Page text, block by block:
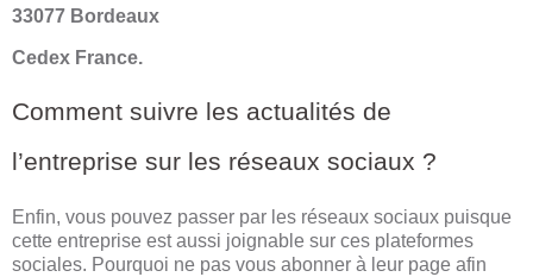
33077 Bordeaux
Cedex France.
Comment suivre les actualités de
l’entreprise sur les réseaux sociaux ?
Enfin, vous pouvez passer par les réseaux sociaux puisque
cette entreprise est aussi joignable sur ces plateformes
sociales. Pourquoi ne pas vous abonner à leur page afin